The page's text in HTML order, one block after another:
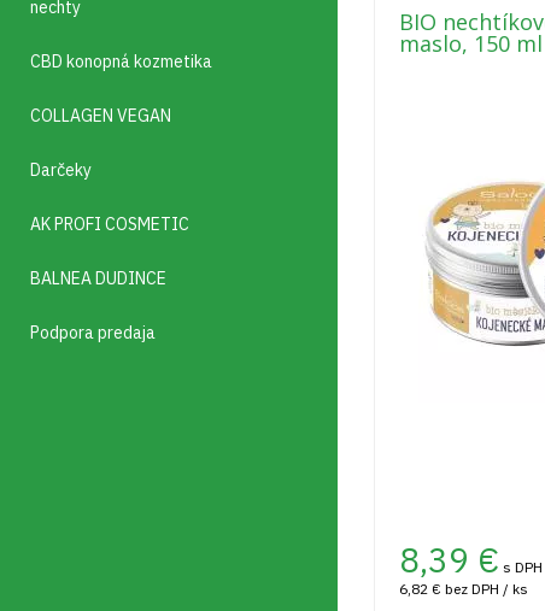
nechty
CBD konopná kozmetika
COLLAGEN VEGAN
Darčeky
AK PROFI COSMETIC
BALNEA DUDINCE
Podpora predaja
BIO
maslo, 150 ml
8,39 € s
6,82 € bez DPH / ks